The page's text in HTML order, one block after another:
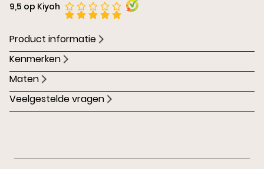
9,5 op Kiyoh
Product informatie
Kenmerken
Maten
Veelgestelde vragen